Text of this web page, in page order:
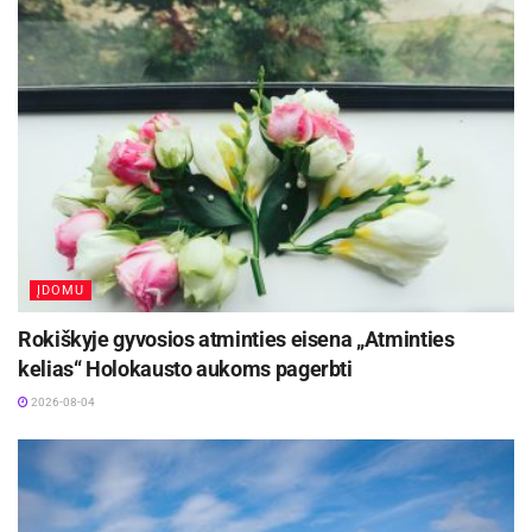
Aš atkreipiu dėmesį, kad jis ne tik karščiuoja, bet
jam dreba rankos, pirštu nepataiko į nosį –
matau, kad pakenkta nervų sistemai. Atlikus
kraujo tyrimą ir nustačius metalų kiekį, randu
daug švino. Paskyrus gydymą, nukrito
temperatūra, o per mėnesį neliko jokių
apsinuodijimo simptomų“, – pasakoja habil. dr.
M. Ramanauskaitė.
Kaip vėliau paaiškėjo, vaikinukas kartu su
draugais sąvartynuose rinkdavo senus
akumuliatorius, kuriuos atnaujindavo. O juk
židinys.
Habil. dr. M. Ramanauskaitė taip pat prisimena ir
ĮDOMU
Rokiškyje gyvosios atminties eisena „Atminties
kelias“ Holokausto aukoms pagerbti
2026-08-04